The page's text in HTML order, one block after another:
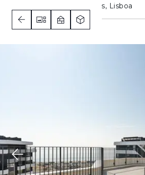
Parque das Nações, Lisboa
2 2 2